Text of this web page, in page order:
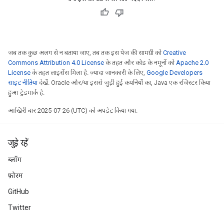
जब तक कुछ अलग से न बताया जाए, तब तक इस पेज की सामग्री कोCreative
Commons Attribution 4.0 License के तहत और कोड के नमूनों कोApache 2.0
License के तहत लाइसेंस मिला है. ज़्यादा जानकारी के लिए, Google Developers
साइट नीतियांदेखें. Oracle और/या इससे जुड़ी हुई कंपनियों का, Java एक रजिस्टर किया
हुआ ट्रेडमार्क है.
आखिरी बार 2025-07-26 (UTC) को अपडेट किया गया.
जुड़े रहें
ब्लॉग
फ़ोरम
GitHub
Twitter